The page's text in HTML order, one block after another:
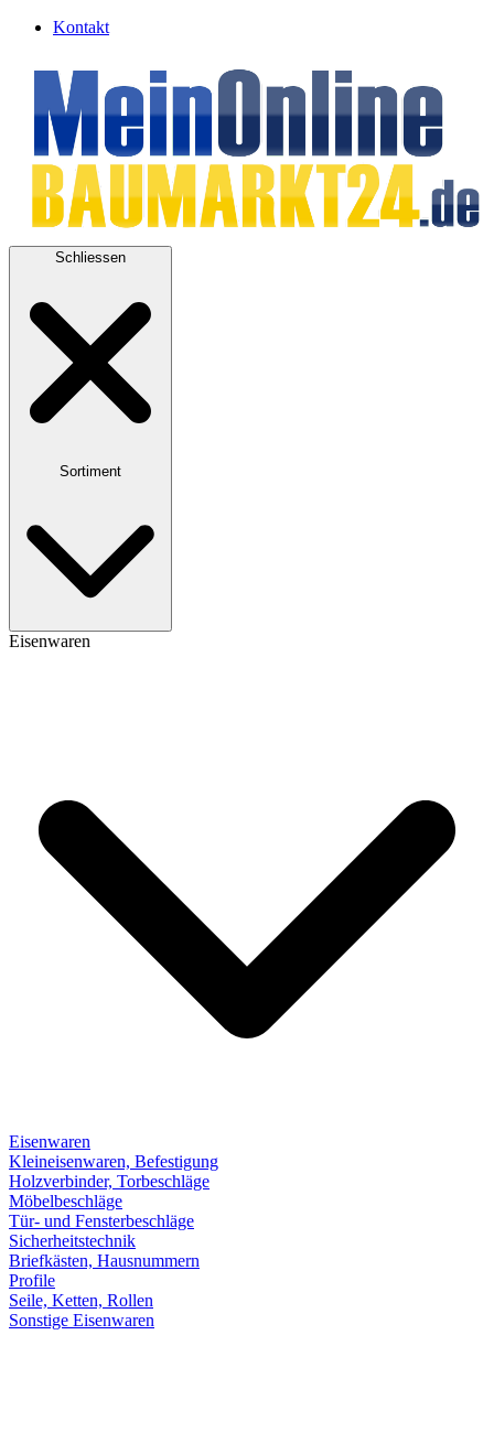
Kontakt
Schliessen
Sortiment
Eisenwaren
Eisenwaren
Kleineisenwaren, Befestigung
Holzverbinder, Torbeschläge
Möbelbeschläge
Tür- und Fensterbeschläge
Sicherheitstechnik
Briefkästen, Hausnummern
Profile
Seile, Ketten, Rollen
Sonstige Eisenwaren